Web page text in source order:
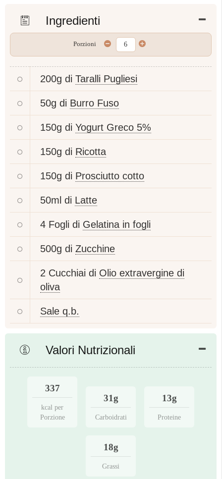
Ingredienti
Porzioni
200g di Taralli Pugliesi
50g di Burro Fuso
150g di Yogurt Greco 5%
150g di Ricotta
150g di Prosciutto cotto
50ml di Latte
4 Fogli di Gelatina in fogli
500g di Zucchine
2 Cucchiai di Olio extravergine di
oliva
Sale q.b.
Valori Nutrizionali
337
kcal per
Porzione
31g
Carboidrati
13g
Proteine
18g
Grassi